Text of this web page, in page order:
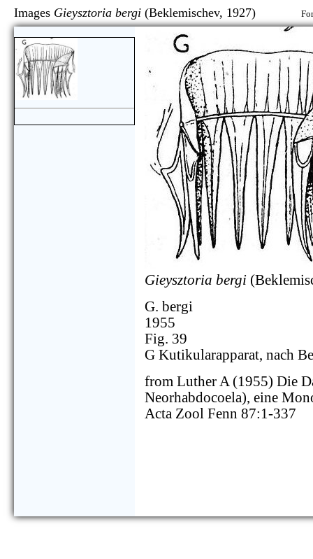
Images Gieysztoria bergi (Beklemischev, 1927)
Gieysztoria bergi
G. bergi
1955
Fig. 39
G Kutikularapparat, nach
from Luther A (1955) Die
Neorhabdocoela), eine
Acta Zool Fenn 87:1-337